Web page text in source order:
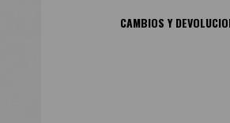
CAMBIOS Y